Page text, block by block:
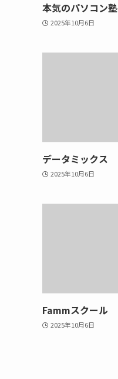
本気のパソコン塾
2025年10月6日
データミックス
2025年10月6日
Fammスクール
2025年10月6日